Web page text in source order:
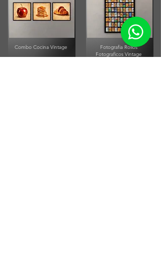
Combo Cocina Vintage
Fotografia Rollos
Fotograficos Vintage